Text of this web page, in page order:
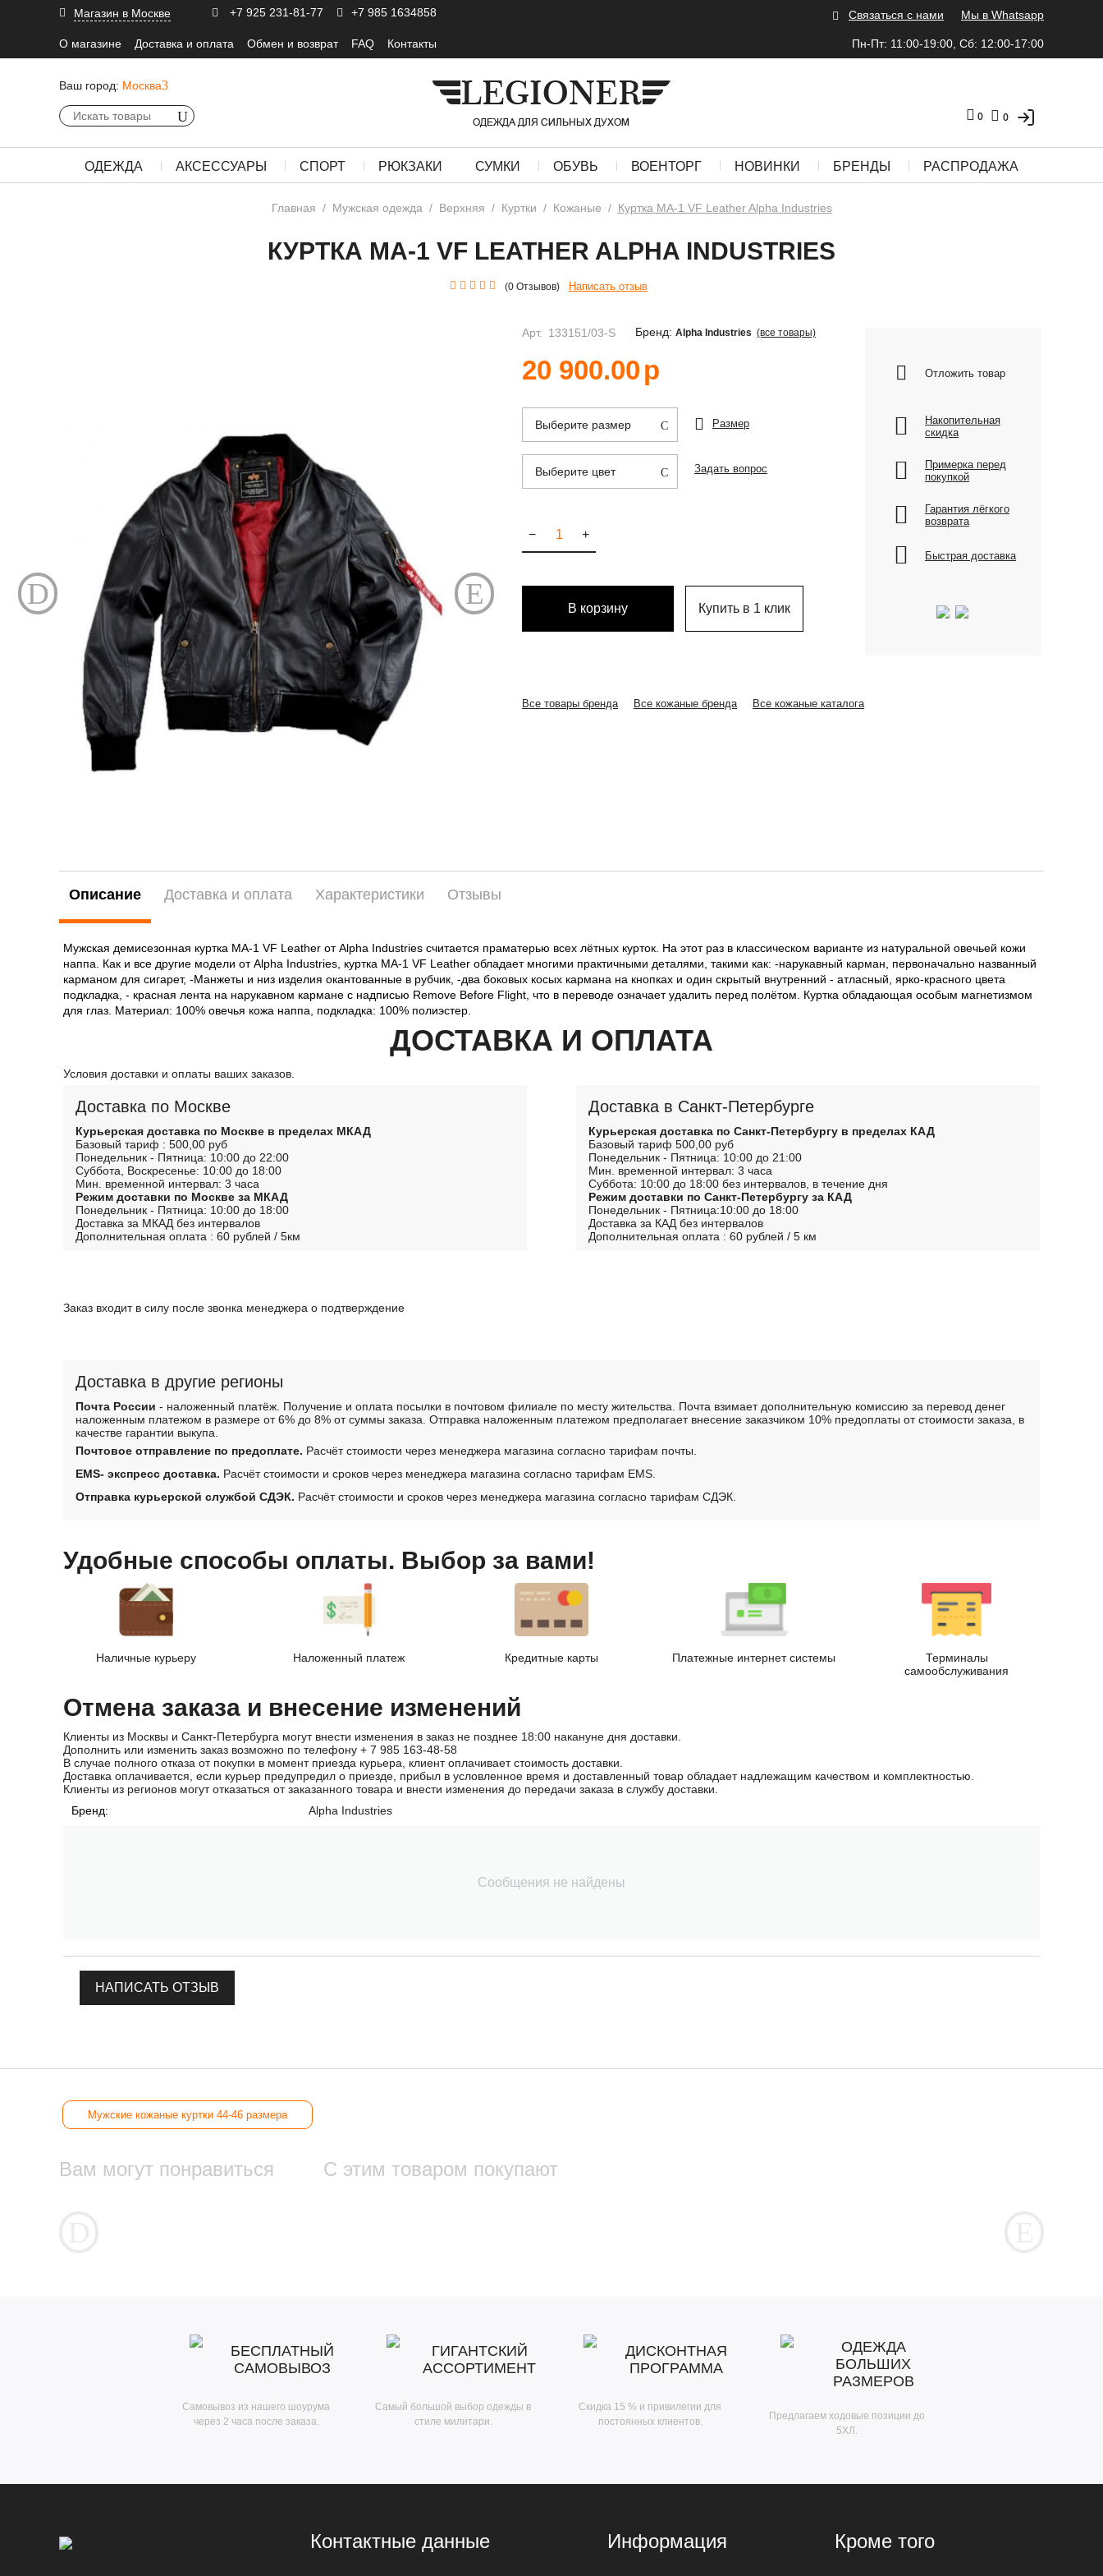
Магазин в Москве +7 925 231-81-77 +7 985 1634858 Связаться с нами Мы в Whatsapp
О магазине Доставка и оплата Обмен и возврат FAQ Контакты Пн-Пт: 11:00-19:00, Сб: 12:00-17:00
Ваш город: Москва
0
0
ОДЕЖДА АКСЕССУАРЫ СПОРТ РЮКЗАКИ СУМКИ ОБУВЬ ВОЕНТОРГ НОВИНКИ БРЕНДЫ РАСПРОДАЖА
Главная / Мужская одежда / Верхняя / Куртки / Кожаные / Куртка MA-1 VF Leather Alpha Industries
КУРТКА MA-1 VF LEATHER ALPHA INDUSTRIES
(0 Отзывов) Написать отзыв
Арт. 133151/03-S Бренд: Alpha Industries (все товары)
20 900.00р
Выберите размер
Выберите цвет
Размер
Задать вопрос
+
−
В корзину Купить в 1 клик
Отложить товар
Накопительная
скидка
Примерка перед
покупкой
Гарантия лёгкого
возврата
Быстрая доставка
Все товары бренда Все кожаные бренда Все кожаные каталога
Описание Доставка и оплата Характеристики Отзывы
Мужская демисезонная куртка MA-1 VF Leather от Alpha Industries считается праматерью всех лётных курток. На этот раз в классическом варианте из натуральной овечьей кожи
наппа. Как и все другие модели от Alpha Industries, куртка MA-1 VF Leather обладает многими практичными деталями, такими как: -нарукавный карман, первоначально названный
карманом для сигарет, -Манжеты и низ изделия окантованные в рубчик, -два боковых косых кармана на кнопках и один скрытый внутренний - атласный, ярко-красного цвета
подкладка, - красная лента на нарукавном кармане с надписью Remove Before Flight, что в переводе означает удалить перед полётом. Куртка обладающая особым магнетизмом
для глаз. Материал: 100% овечья кожа наппа, подкладка: 100% полиэстер.
ДОСТАВКА И ОПЛАТА
Условия доставки и оплаты ваших заказов.
Доставка по Москве
Курьерская доставка по Москве в пределах МКАД
Базовый тариф : 500,00 руб
Понедельник - Пятница: 10:00 до 22:00
Суббота, Воскресенье: 10:00 до 18:00
Мин. временной интервал: 3 часа
Режим доставки по Москве за МКАД
Понедельник - Пятница: 10:00 до 18:00
Доставка за МКАД без интервалов
Дополнительная оплата : 60 рублей / 5км
Доставка в Санкт-Петербурге
Курьерская доставка по Санкт-Петербургу в пределах КАД
Базовый тариф 500,00 руб
Понедельник - Пятница: 10:00 до 21:00
Мин. временной интервал: 3 часа
Суббота: 10:00 до 18:00 без интервалов, в течение дня
Режим доставки по Санкт-Петербургу за КАД
Понедельник - Пятница:10:00 до 18:00
Доставка за КАД без интервалов
Дополнительная оплата : 60 рублей / 5 км
Заказ входит в силу после звонка менеджера о подтверждение
Доставка в другие регионы
Почта России - наложенный платёж. Получение и оплата посылки в почтовом филиале по месту жительства. Почта взимает дополнительную комиссию за перевод денег
наложенным платежом в размере от 6% до 8% от суммы заказа. Отправка наложенным платежом предполагает внесение заказчиком 10% предоплаты от стоимости заказа, в
качестве гарантии выкупа.
Почтовое отправление по предоплате. Расчёт стоимости через менеджера магазина согласно тарифам почты.
EMS- экспресс доставка. Расчёт стоимости и сроков через менеджера магазина согласно тарифам EMS.
Отправка курьерской службой СДЭК. Расчёт стоимости и сроков через менеджера магазина согласно тарифам СДЭК.
Удобные способы оплаты. Выбор за вами!
Наличные курьеру Наложенный платеж Кредитные карты Платежные интернет системы
Терминалы
самообслуживания
Отмена заказа и внесение изменений
Клиенты из Москвы и Санкт-Петербурга могут внести изменения в заказ не позднее 18:00 накануне дня доставки.
Дополнить или изменить заказ возможно по телефону + 7 985 163-48-58
В случае полного отказа от покупки в момент приезда курьера, клиент оплачивает стоимость доставки.
Доставка оплачивается, если курьер предупредил о приезде, прибыл в условленное время и доставленный товар обладает надлежащим качеством и комплектностью.
Клиенты из регионов могут отказаться от заказанного товара и внести изменения до передачи заказа в службу доставки.
Бренд:
Alpha Industries
Сообщения не найдены
НАПИСАТЬ ОТЗЫВ
Мужские кожаные куртки 44-46 размера
Вам могут понравиться С этим товаром покупают
БЕСПЛАТНЫЙ
САМОВЫВОЗ
Самовывоз из нашего шоурума
через 2 часа после заказа.
ГИГАНТСКИЙ
АССОРТИМЕНТ
Самый большой выбор одежды в
стиле милитари.
ДИСКОНТНАЯ
ПРОГРАММА
Скидка 15 % и привилегии для
постоянных клиентов.
ОДЕЖДА
БОЛЬШИХ
РАЗМЕРОВ
Предлагаем ходовые позиции до
5ХЛ.
Контактные данные Информация Кроме того